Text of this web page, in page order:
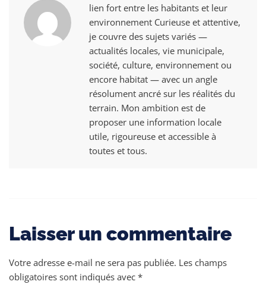
lien fort entre les habitants et leur
environnement Curieuse et attentive,
je couvre des sujets variés —
actualités locales, vie municipale,
société, culture, environnement ou
encore habitat — avec un angle
résolument ancré sur les réalités du
terrain. Mon ambition est de
proposer une information locale
utile, rigoureuse et accessible à
toutes et tous.
Laisser un commentaire
Votre adresse e-mail ne sera pas publiée. Les champs
obligatoires sont indiqués avec *